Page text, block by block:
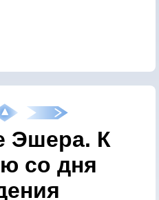
Эшера. К
со дня